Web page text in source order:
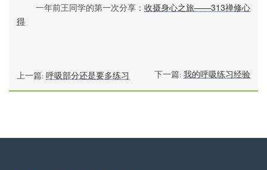
一年前王同学的第一次分享： 收摄身心之旅——313禅修心
得
上一篇: 呼吸部分还是要多练习 下一篇: 我的呼吸练习经验